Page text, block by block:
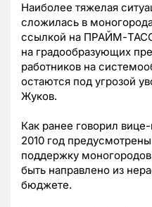
Наиболее тяжелая
сложилась в
ссылкой на ПРАЙМ-
на градообразующих
работников на
остаются под угрозой
Жуков.
Как ранее говорил
2010 год
поддержку
быть направлено из
бюджете.